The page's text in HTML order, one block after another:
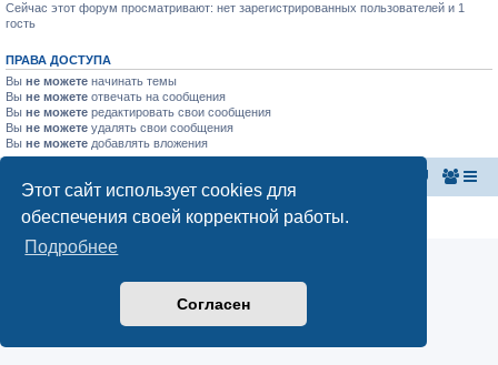
Этот сайт использует cookies для
обеспечения своей корректной работы.
Подробнее
Согласен
Сейчас этот форум просматривают: нет зарегистрированных пользователей и 1
гость
ПРАВА ДОСТУПА
Вы не можете начинать темы
Вы не можете отвечать на сообщения
Вы не можете редактировать свои сообщения
Вы не можете удалять свои сообщения
Вы не можете добавлять вложения
Конфиденциальность |Правила